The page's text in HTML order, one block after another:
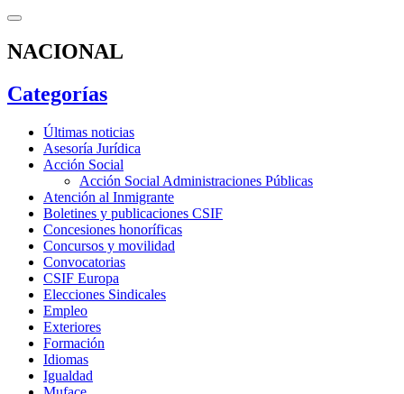
NACIONAL
Categorías
Últimas noticias
Asesoría Jurídica
Acción Social
Acción Social Administraciones Públicas
Atención al Inmigrante
Boletines y publicaciones CSIF
Concesiones honoríficas
Concursos y movilidad
Convocatorias
CSIF Europa
Elecciones Sindicales
Empleo
Exteriores
Formación
Idiomas
Igualdad